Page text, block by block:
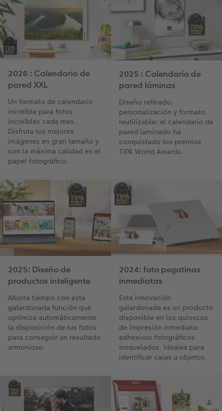
2026 : Calendario de
pared XXL
Un formato de calendario
increíble para fotos
increíbles cada mes.
Disfruta tus mejores
imágenes en gran tamaño y
con la máxima calidad en el
papel fotográfico.
2025 : Calendario de
pared láminas
Diseño refinado,
personalización y formato
reutilizable: el calendario de
pared laminado ha
conquistado los premios
TIPA World Awards.
2025: Diseño de
productos inteligente
Ahorra tiempo con esta
galardonada función que
optimiza automáticamente
la disposición de tus fotos
para conseguir un resultado
armonioso.
2024: foto pegatinas
inmediatas
Esta innovación
galardonada es un producto
disponible en los quioscos
de impresión inmediata:
adhesivos fotográficos
troquelados. Ideales para
identificar cajas u objetos.